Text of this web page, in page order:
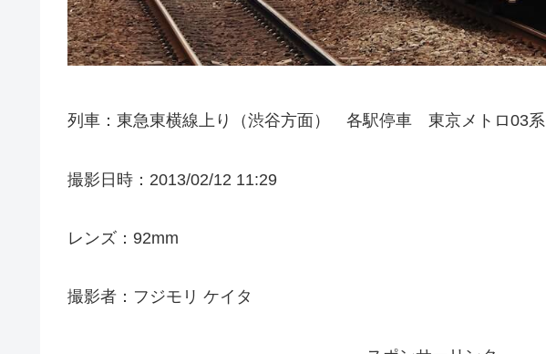
列車：東急東横線上り（渋谷方面） 各駅停車 東京メトロ03系
撮影日時：2013/02/12 11:29
レンズ：92mm
撮影者：フジモリ ケイタ